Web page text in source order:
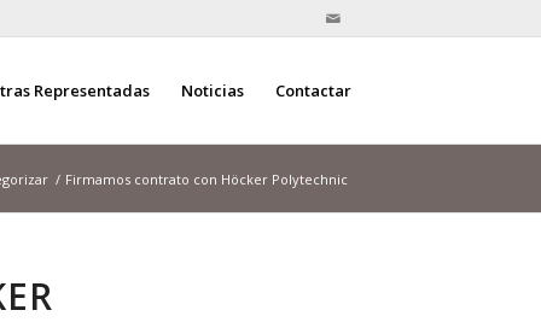
Representadas Noticias Contactar
/ Firmamos contrato con Höcker Polytechnic